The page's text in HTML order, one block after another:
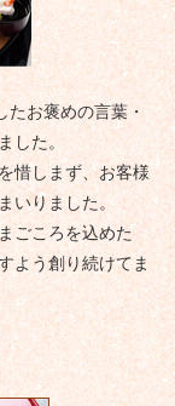
お褒めの言葉・
した。
惜しまず、お客様
いりました。
ごころを込めた
よう創り続けてま